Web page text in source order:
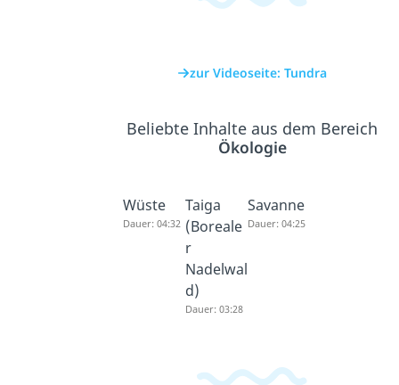
zur Videoseite: Tundra
Beliebte Inhalte aus dem Bereich
Ökologie
Wüste
Dauer: 04:32
Taiga
(Boreale
r
Nadelwal
d)
Dauer: 03:28
Savanne
Dauer: 04:25